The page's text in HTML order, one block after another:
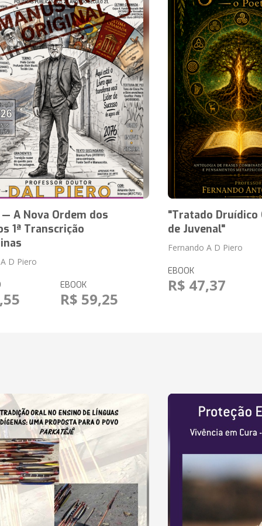
A Nova Ordem dos
1ª Transcrição
D Piero
EBOOK
R$ 59,25
"Tratado Druídico
de Juvenal"
Fernando A D Piero
EBOOK
R$ 47,37